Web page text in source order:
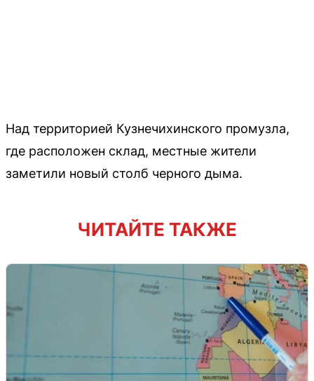
Над территорией Кузнечихинского промузла,
где расположен склад, местные жители
заметили новый столб черного дыма.
ЧИТАЙТЕ ТАКЖЕ